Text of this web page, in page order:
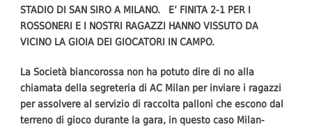
STADIO DI SAN SIRO A MILANO. E’ FINITA 2-1 PER I
ROSSONERI E I NOSTRI RAGAZZI HANNO VISSUTO DA
VICINO LA GIOIA DEI GIOCATORI IN CAMPO.
La Società biancorossa non ha potuto dire di no alla
chiamata della segreteria di AC Milan per inviare i ragazzi
per assolvere al servizio di raccolta palloni che escono dal
terreno di gioco durante la gara, in questo caso Milan-